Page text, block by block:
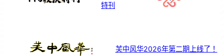
特刊
芙中风华2026年第二期上线了！